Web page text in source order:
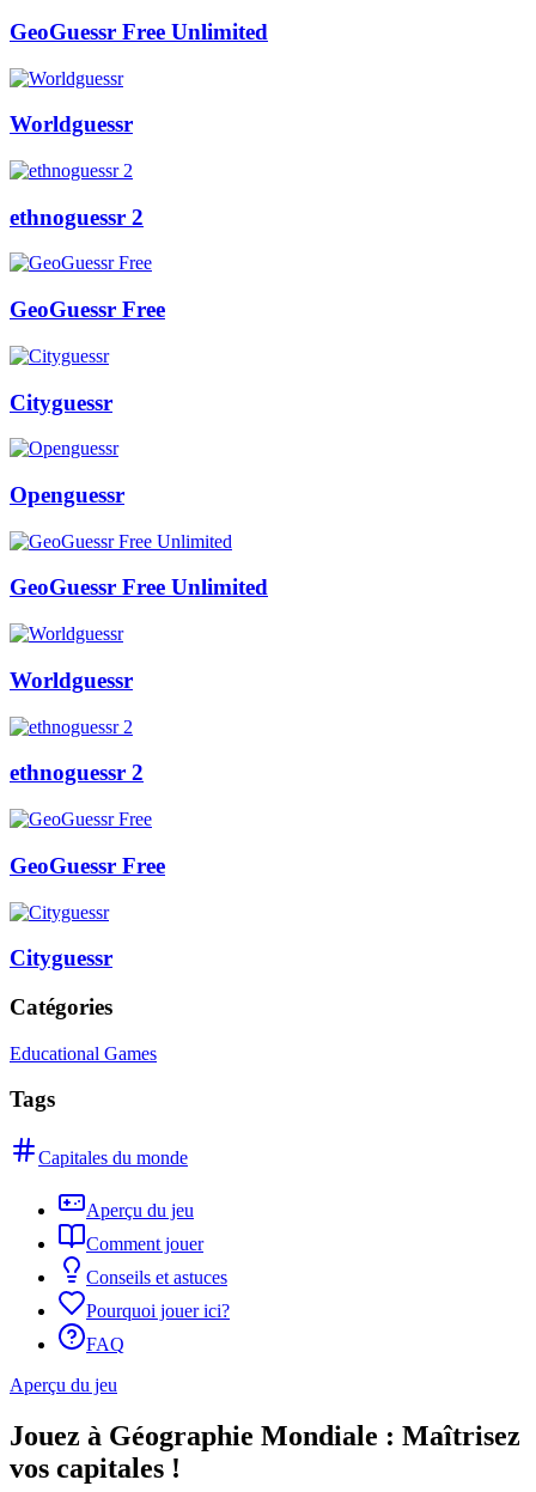
GeoGuessr Free Unlimited
Worldguessr
ethnoguessr 2
GeoGuessr Free
Cityguessr
Openguessr
GeoGuessr Free Unlimited
Worldguessr
ethnoguessr 2
GeoGuessr Free
Cityguessr
Catégories
Educational Games
Tags
Capitales du monde
Aperçu du jeu
Comment jouer
Conseils et astuces
Pourquoi jouer ici?
FAQ
Aperçu du jeu
Jouez à Géographie Mondiale : Maîtrisez
vos capitales !